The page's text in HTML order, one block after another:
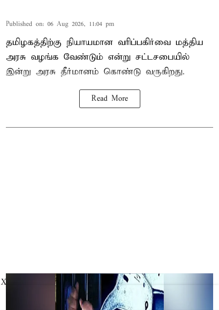
Published on: 06 Aug 2026, 11:04 pm
தமிழகத்திற்கு நியாயமான வரிப்பகிர்வை மத்திய
அரசு வழங்க வேண்டும் என்று சட்டசபையில்
இன்று அரசு தீர்மானம் கொண்டு வருகிறது.
Read More
X